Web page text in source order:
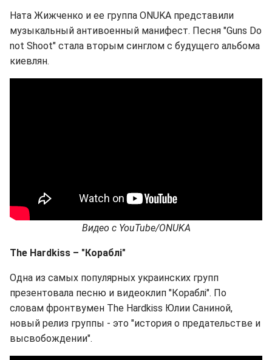
Ната Жижченко и ее группа ONUKA представили
музыкальный антивоенный манифест. Песня "Guns Do
not Shoot" стала вторым синглом с будущего альбома
киевлян.
Видео с YouTube/ONUKA
The Hardkiss – "Кораблі"
Одна из самых популярных украинских групп
презентовала песню и видеоклип "Кораблі". По
словам фронтвумен The Hardkiss Юлии Саниной,
новый релиз группы - это "история о предательстве и
высвобождении".